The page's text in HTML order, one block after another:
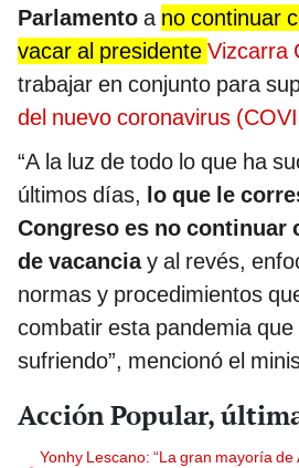
Parlamento a no continuar
vacar al presidente Vizcarra
trabajar en conjunto para
del nuevo coronavirus
“A la luz de todo lo que ha
últimos días, lo que le
Congreso es no continuar
de vacanciay al revés,
normas y procedimientos
combatir esta pandemia
sufriendo”, mencionó el
Acción Popular,
Yonhy Lescano: “La gran mayoría